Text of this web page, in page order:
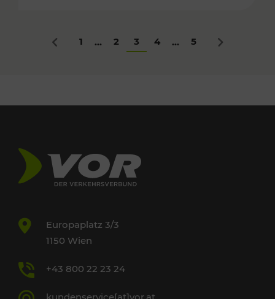
Zurück
1 ... 2 3 4 ... 5 Nächstes
Europaplatz 3/3
1150 Wien
+43 800 22 23 24